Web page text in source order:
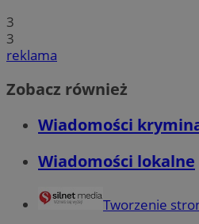
3
3
reklama
Zobacz również
Wiadomości
Wiadomości lokalne
Tworzenie